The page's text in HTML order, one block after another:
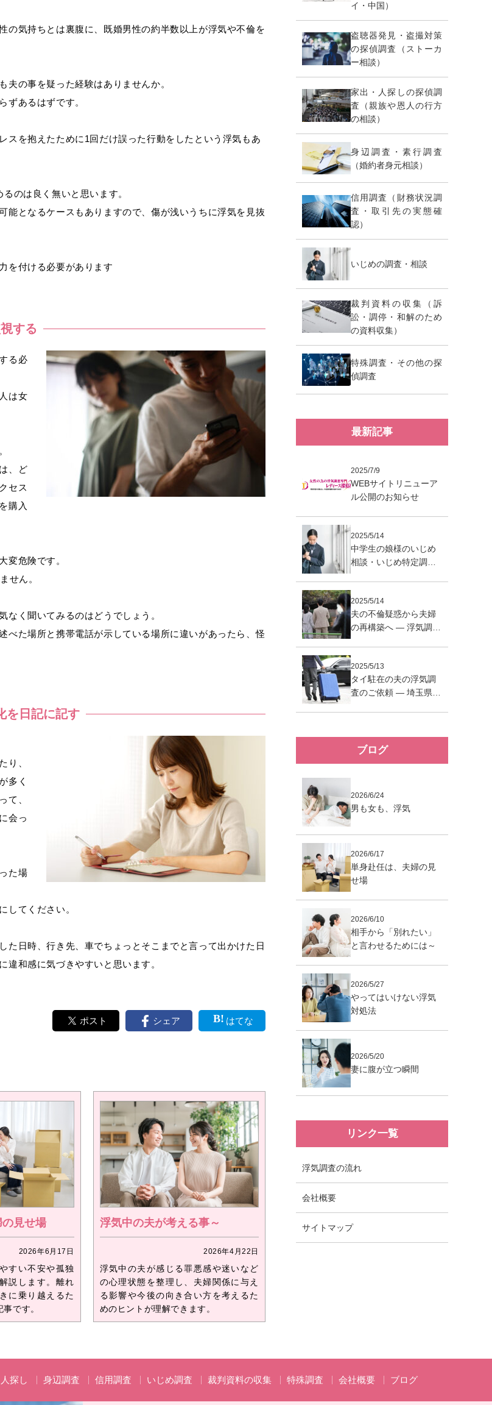
の気持ちとは裏腹に、既婚男性の約半数以上が浮気や不倫を
夫の事を疑った経験はありませんか。
ずあるはずです。
スを抱えたために1回だけ誤った行動をしたという浮気もあ
のは良く無いと思います。
能となるケースもありますので、傷が浅いうちに浮気を見抜
を付ける必要があります
する
る必
は女
、ど
セス
購入
変危険です。
せん。
なく聞いてみるのはどうでしょう。
べた場所と携帯電話が示している場所に違いがあったら、怪
を日記に記す
り、
多く
て、
会っ
た場
してください。
日時、行き先、車でちょっとそこまでと言って出かけた日
違和感に気づきやすいと思います。
ポスト シェア はてな
見せ場
2026年6月17日
すい不安や孤独
説します。離れ
に乗り越えるた
です。
浮気中の夫が考える事～
2026年4月22日
浮気中の夫が感じる罪悪感や迷いなど
の心理状態を整理し、夫婦関係に与え
る影響や今後の向き合い方を考えるた
めのヒントが理解できます。
イ・中国）
盗聴器発見・盗撮対策
の探偵調査（ストーカ
ー相談）
家出・人探しの探偵調
査（親族や恩人の行方
の相談）
身辺調査・素行調査
（婚約者身元相談）
信用調査（財務状況調
査・取引先の実態確
認）
いじめの調査・相談
裁判資料の収集（訴
訟・調停・和解のため
の資料収集）
特殊調査・その他の探
偵調査
最新記事
2025/7/9
WEBサイトリニューア
ル公開のお知らせ
2025/5/14
中学生の娘様のいじめ
相談・いじめ特定調査
しだったご依頼者様
2025/5/14
夫の不倫疑惑から夫婦
の再構築へ ― 浮気調査
ったご依頼者様
2025/5/13
タイ駐在の夫の浮気調
査のご依頼 ― 埼玉県さ
ブログ
2026/6/24
男も女も、浮気
2026/6/17
単身赴任は、夫婦の見
せ場
2026/6/10
相手から「別れたい」
と言わせるためには～
2026/5/27
やってはいけない浮気
対処法
2026/5/20
妻に腹が立つ瞬間
リンク一覧
浮気調査の流れ
会社概要
サイトマップ
探し 身辺調査 信用調査 いじめ調査 裁判資料の収集 特殊調査 会社概要 ブログ